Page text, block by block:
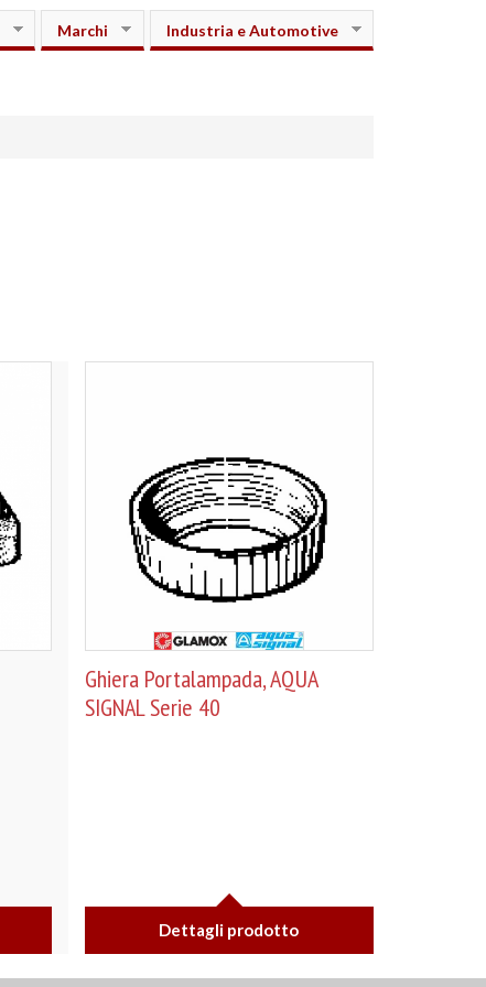
Marchi Industria e Automotive
Ghiera Portalampada, AQUA
SIGNAL Serie 40
Dettagli prodotto